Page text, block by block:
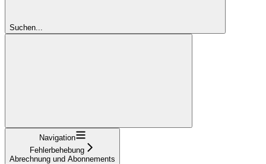
Suchen...
Navigation
Fehlerbehebung
Abrechnung und Abonnements